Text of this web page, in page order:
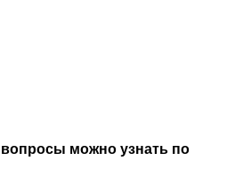
можно узнать по